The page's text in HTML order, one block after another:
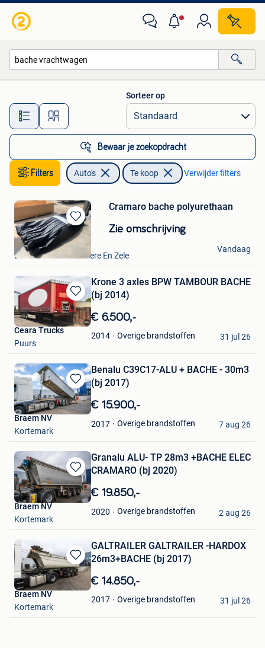
Alle afstanden…
Sorteer op
Bewaar je zoekopdracht
Filters Auto's Te koop Verwijder filters
Bewaren
in
Mijn
Favorieten
Cramaro bache polyurethaan
Zie omschrijving
ATS - Lokeren
Lokeren+Deel Overmere En Zele
Vandaag
Bewaren
in
Mijn
Favorieten
Krone 3 axles BPW TAMBOUR BACHE
(bj 2014)
€ 6.500,-
2014 Overige brandstoffen
Ceara Trucks
Puurs
31 jul 26
Bewaren
in
Mijn
Favorieten
Benalu C39C17-ALU + BACHE - 30m3
(bj 2017)
€ 15.900,-
2017 Overige brandstoffen
Braem NV
Kortemark
7 aug 26
Bewaren
in
Mijn
Favorieten
Granalu ALU- TP 28m3 +BACHE ELEC
CRAMARO (bj 2020)
€ 19.850,-
2020 Overige brandstoffen
Braem NV
Kortemark
2 aug 26
Bewaren
in
Mijn
Favorieten
GALTRAILER GALTRAILER -HARDOX
26m3+BACHE (bj 2017)
€ 14.850,-
2017 Overige brandstoffen
Braem NV
Kortemark
31 jul 26